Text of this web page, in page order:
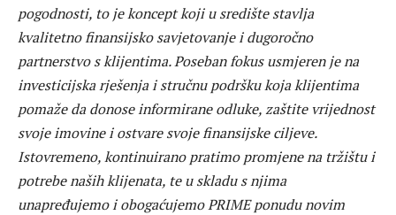
pogodnosti, to je koncept koji u središte stavlja
kvalitetno finansijsko savjetovanje i dugoročno
partnerstvo s klijentima. Poseban fokus usmjeren je na
investicijska rješenja i stručnu podršku koja klijentima
pomaže da donose informirane odluke, zaštite vrijednost
svoje imovine i ostvare svoje finansijske ciljeve.
Istovremeno, kontinuirano pratimo promjene na tržištu i
potrebe naših klijenata, te u skladu s njima
unapređujemo i obogaćujemo PRIME ponudu novim